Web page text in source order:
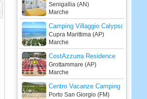
Senigallia (AN)
Marche
Camping Villaggio Calypso
Cupra Marittima (AP)
Marche
CostAzzurra Residence
Grottammare (AP)
Marche
Centro Vacanze Camping Spinnaker
Porto San Giorgio (FM)